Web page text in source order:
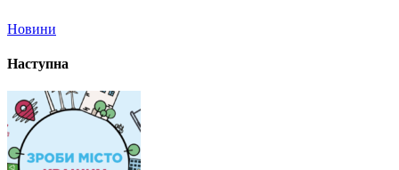
Новини
Наступна